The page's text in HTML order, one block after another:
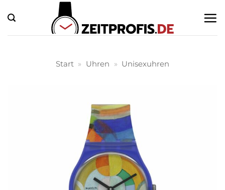
Inhalt
springen
Start » Uhren » Unisexuhren